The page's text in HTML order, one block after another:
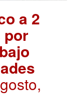
a 2
por